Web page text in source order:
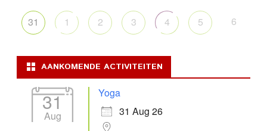
31 1 2 3 4 5 6
AANKOMENDE ACTIVITEITEN
31
Aug
Yoga
31 Aug 26